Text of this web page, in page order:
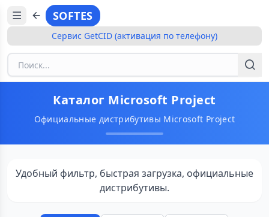
SOFTES
Сервис GetCID (активация по телефону)
Каталог Microsoft Project
Официальные дистрибутивы Microsoft Project
Удобный фильтр, быстрая загрузка, официальные
дистрибутивы.